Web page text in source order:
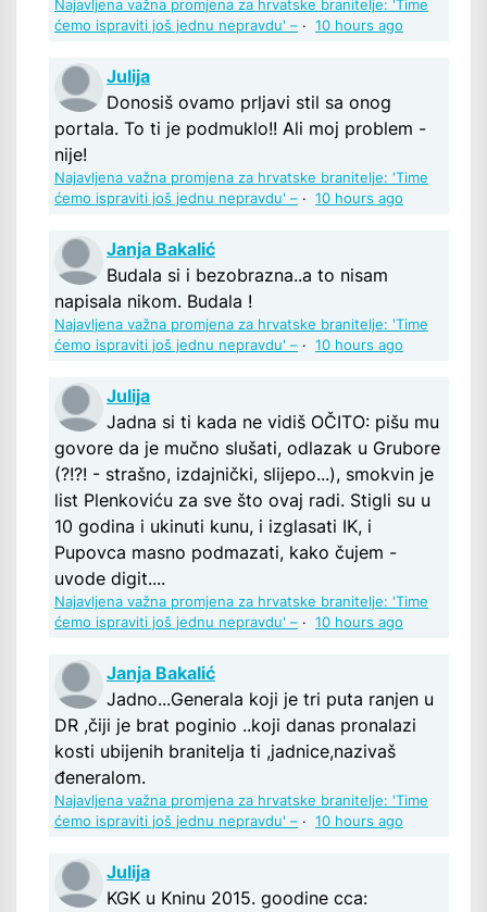
Najavljena važna promjena za hrvatske branitelje: 'Time
ćemo ispraviti još jednu nepravdu' – · 10 hours ago
Julija
Donosiš ovamo prljavi stil sa onog
portala. To ti je podmuklo!! Ali moj problem -
nije!
Najavljena važna promjena za hrvatske branitelje: 'Time
ćemo ispraviti još jednu nepravdu' – · 10 hours ago
Janja Bakalić
Budala si i bezobrazna..a to nisam
napisala nikom. Budala !
Najavljena važna promjena za hrvatske branitelje: 'Time
ćemo ispraviti još jednu nepravdu' – · 10 hours ago
Julija
Jadna si ti kada ne vidiš OČITO: pišu mu
govore da je mučno slušati, odlazak u Grubore
(?!?! - strašno, izdajnički, slijepo...), smokvin je
list Plenkoviću za sve što ovaj radi. Stigli su u
10 godina i ukinuti kunu, i izglasati IK, i
Pupovca masno podmazati, kako čujem -
uvode digit....
Najavljena važna promjena za hrvatske branitelje: 'Time
ćemo ispraviti još jednu nepravdu' – · 10 hours ago
Janja Bakalić
Jadno...Generala koji je tri puta ranjen u
DR ,čiji je brat poginio ..koji danas pronalazi
kosti ubijenih branitelja ti ,jadnice,nazivaš
đeneralom.
Najavljena važna promjena za hrvatske branitelje: 'Time
ćemo ispraviti još jednu nepravdu' – · 10 hours ago
Julija
KGK u Kninu 2015. goodine cca: